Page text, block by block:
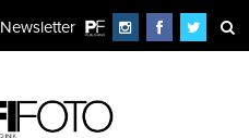
Newsletter